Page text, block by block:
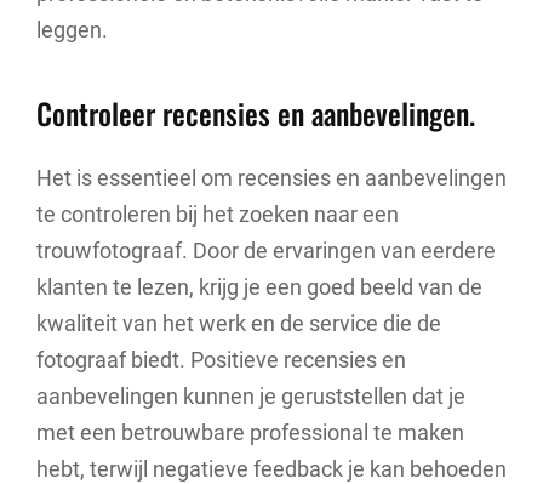
leggen.
Controleer recensies en aanbevelingen.
Het is essentieel om recensies en aanbevelingen
te controleren bij het zoeken naar een
trouwfotograaf. Door de ervaringen van eerdere
klanten te lezen, krijg je een goed beeld van de
kwaliteit van het werk en de service die de
fotograaf biedt. Positieve recensies en
aanbevelingen kunnen je geruststellen dat je
met een betrouwbare professional te maken
hebt, terwijl negatieve feedback je kan behoeden